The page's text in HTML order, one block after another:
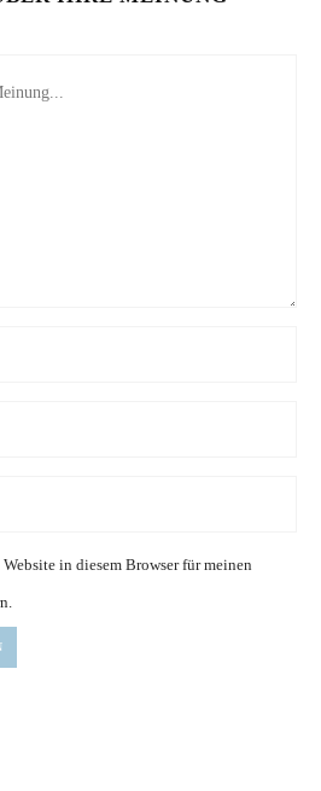
in diesem Browser für meinen